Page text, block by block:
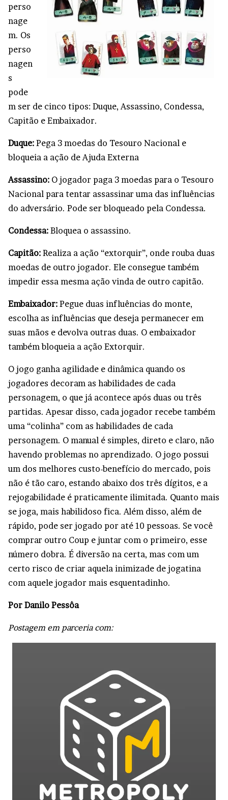
perso
nage
m. Os
perso
nagen
s
pode
m ser de cinco tipos: Duque, Assassino, Condessa,
Capitão e Embaixador.
Duque: Pega 3 moedas do Tesouro Nacional e
bloqueia a ação de Ajuda Externa
Assassino: O jogador paga 3 moedas para o Tesouro
Nacional para tentar assassinar uma das influências
do adversário. Pode ser bloqueado pela Condessa.
Condessa: Bloquea o assassino.
Capitão: Realiza a ação “extorquir”, onde rouba duas
moedas de outro jogador. Ele consegue também
impedir essa mesma ação vinda de outro capitão.
Embaixador: Pegue duas influências do monte,
escolha as influências que deseja permanecer em
suas mãos e devolva outras duas. O embaixador
também bloqueia a ação Extorquir.
O jogo ganha agilidade e dinâmica quando os
jogadores decoram as habilidades de cada
personagem, o que já acontece após duas ou três
partidas. Apesar disso, cada jogador recebe também
uma “colinha” com as habilidades de cada
personagem. O manual é simples, direto e claro, não
havendo problemas no aprendizado. O jogo possui
um dos melhores custo-benefício do mercado, pois
não é tão caro, estando abaixo dos três dígitos, e a
rejogabilidade é praticamente ilimitada. Quanto mais
se joga, mais habilidoso fica. Além disso, além de
rápido, pode ser jogado por até 10 pessoas. Se você
comprar outro Coup e juntar com o primeiro, esse
número dobra. É diversão na certa, mas com um
certo risco de criar aquela inimizade de jogatina
com aquele jogador mais esquentadinho.
Por Danilo Pessôa
Postagem em parceria com: